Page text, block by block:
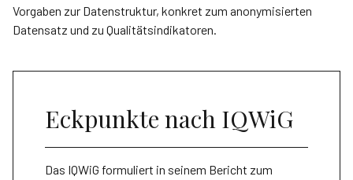
Vorgaben zur Datenstruktur, konkret zum anonymisierten
Datensatz und zu Qualitätsindikatoren.
Eckpunkte nach IQWiG
Das IQWiG formuliert in seinem Bericht zum